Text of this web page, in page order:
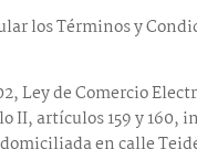
los Términos y
Ley de Comercio
II, artículos 159 y
en calle